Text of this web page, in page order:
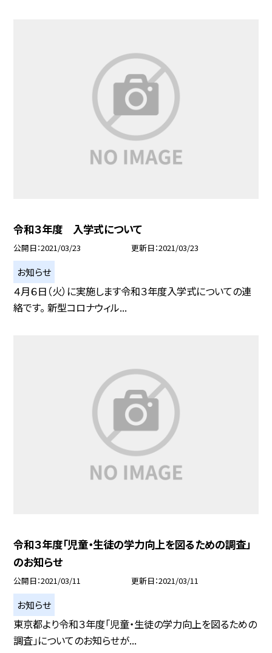
令和３年度 入学式について
公開日 2021/03/23 更新日 2021/03/23
お知らせ
４月６日（火）に実施します令和３年度入学式についての連
絡です。 新型コロナウィル...
令和３年度「児童・生徒の学力向上を図るための調査」
のお知らせ
公開日 2021/03/11 更新日 2021/03/11
お知らせ
東京都より令和３年度「児童・生徒の学力向上を図るための
調査」についてのお知らせが...